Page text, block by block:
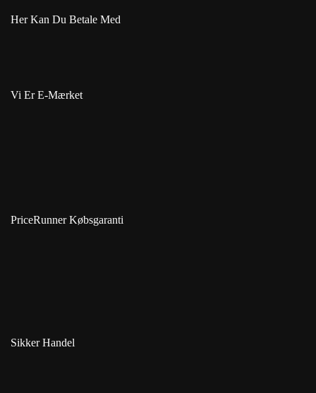
Her Kan Du Betale Med
Vi Er E-Mærket
PriceRunner Købsgaranti
Sikker Handel